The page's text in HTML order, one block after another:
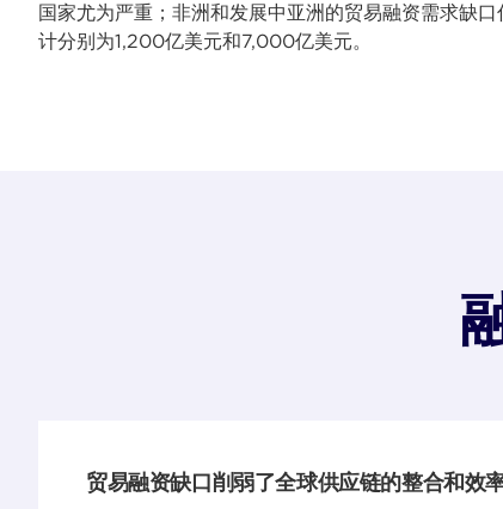
国家尤为严重；非洲和发展中亚洲的贸易融资需求缺口
计分别为1,200亿美元和7,000亿美元。
贸易融资缺口削弱了全球供应链的整合和效